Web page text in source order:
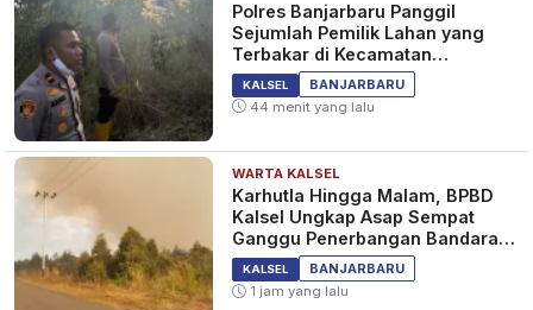
Polres Banjarbaru Panggil
Sejumlah Pemilik Lahan yang
Terbakar di Kecamatan
Cempaka
KALSEL
BANJARBARU
44 menit yang lalu
WARTA KALSEL
Karhutla Hingga Malam, BPBD
Kalsel Ungkap Asap Sempat
Ganggu Penerbangan Bandara
Syamsudin Noor
KALSEL
BANJARBARU
1 jam yang lalu